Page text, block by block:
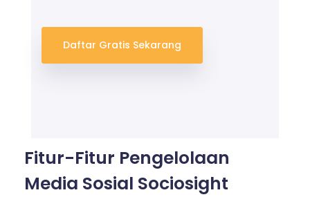
Daftar Gratis Sekarang
Fitur-Fitur Pengelolaan
Media Sosial Sociosight